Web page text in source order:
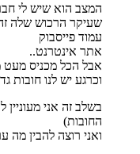
המצב הוא שיש לי
שעיקר הרכוש שלה
עמוד פייסבוק
אתר אינטרנט..
אבל הכל מכניס מעט
וכרגע יש לנו חובות
בשלב זה אני
החובות)
ואני רוצה להבין מה